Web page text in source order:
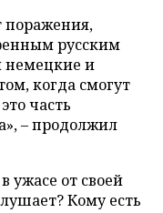
поражения,
русским
немецкие и
когда смогут
часть
– продолжил
ужасе от своей
Кому есть